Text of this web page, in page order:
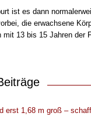
ist es dann
die erwachsene
mit 13 bis 15 Jahren der
erst 1,68 m groß –